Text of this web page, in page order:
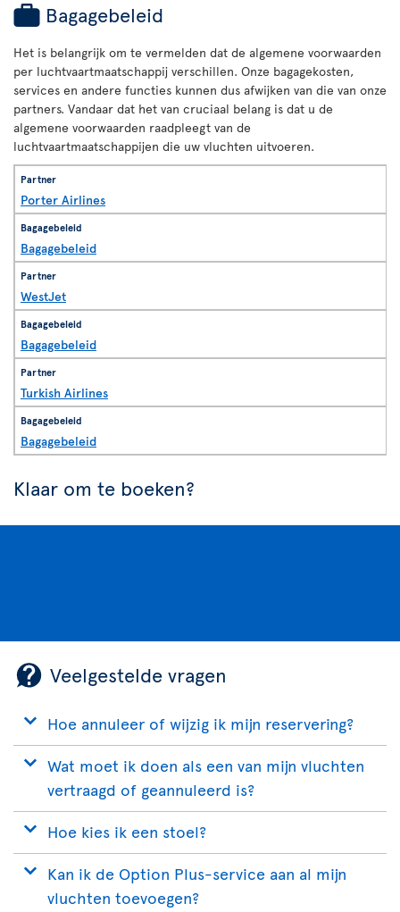
Bagagebeleid
Het is belangrijk om te vermelden dat de algemene voorwaarden
per luchtvaartmaatschappij verschillen. Onze bagagekosten,
services en andere functies kunnen dus afwijken van die van onze
partners. Vandaar dat het van cruciaal belang is dat u de
algemene voorwaarden raadpleegt van de
luchtvaartmaatschappijen die uw vluchten uitvoeren.
Porter Airlines
Bagagebeleid
WestJet
Bagagebeleid
Turkish Airlines
Bagagebeleid
Klaar om te boeken?
Veelgestelde vragen
Hoe annuleer of wijzig ik mijn reservering?
Wat moet ik doen als een van mijn vluchten
vertraagd of geannuleerd is?
Hoe kies ik een stoel?
Kan ik de Option Plus-service aan al mijn
vluchten toevoegen?